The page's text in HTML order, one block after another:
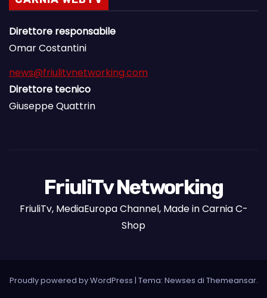
Direttore responsabile
Omar Costantini
news@friulitvnetworking.com
Direttore tecnico
Giuseppe Quattrin
FriuliTv Networking
FriuliTv, MediaEuropa Channel, Made in Carnia C-
Shop
Proudly powered by WordPress | Tema: Newses di Themeansar.